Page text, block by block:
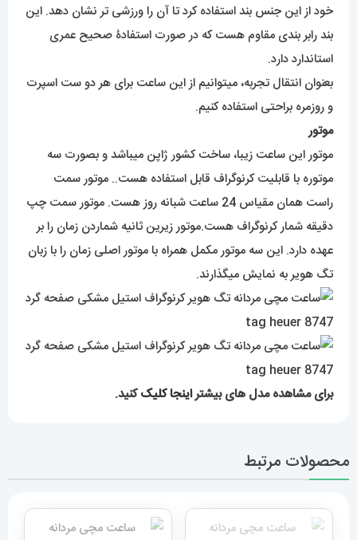
خود از این جنس بند استفاده کرد تا آن را ورزشی تر نشان دهد. این
بند رابر بندی مقاوم هست که در صورت استفادۀ صحیح عمری
استاندارد دارد.
بعنوان انتقال تجربه، میتوانیم از این ساعت برای هر دو ست اسپرت
و روزمره براحتی استفاده کنیم.
موتور
موتور این ساعت زیبا، ساخت کشور ژاپن میباشد و بصورت سه
موتوره با قابلیت کرنوگراف قابل استفاده هست.. موتور سمت
راست همان مقیاس 24 ساعت شبانه روز هست. موتور سمت چپ
دقیقه شمار کرنوگراف هست.موتور زیرین ثانیه شماردن زمان را بر
عهده دارد. این سه موتور مکمل همراه با موتور اصلی زمان را با زبان
تگ هویر به نمایش میگذارند.
برای مشاهده مدل های بیشتراینجا کلیککنید.
محصولات مرتبط